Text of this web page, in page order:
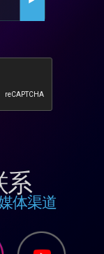
系
体渠道